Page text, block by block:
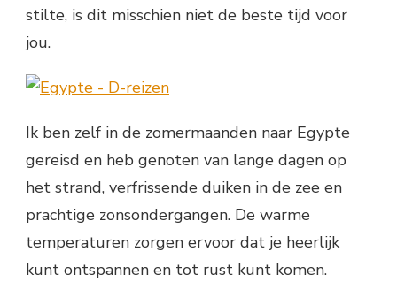
stilte, is dit misschien niet de beste tijd voor
jou.
Ik ben zelf in de zomermaanden naar Egypte
gereisd en heb genoten van lange dagen op
het strand, verfrissende duiken in de zee en
prachtige zonsondergangen. De warme
temperaturen zorgen ervoor dat je heerlijk
kunt ontspannen en tot rust kunt komen.